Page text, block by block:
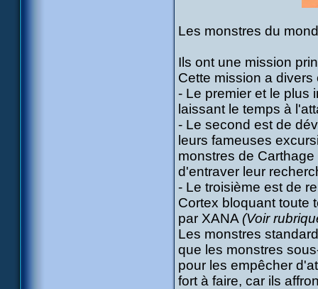
Les monstres du
Ils ont une mission
Cette mission a
- Le premier et le plus
laissant le temps à
- Le second est de
leurs fameuses
monstres de
d'entraver leur
- Le troisième est de
Cortex bloquant toute
par XANA (Voir
Les monstres
que les monstres
pour les empêcher
fort à faire, car ils